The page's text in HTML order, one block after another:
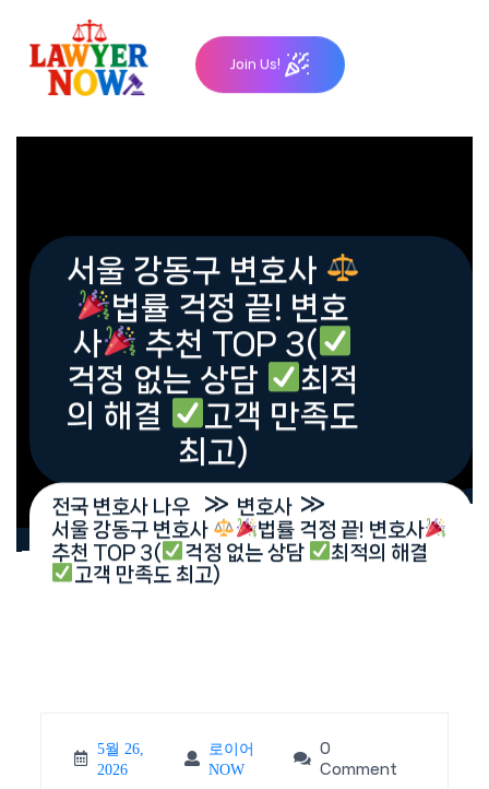
content
Join Us!
서울 강동구 변호사
법률 걱정 끝! 변호
사
추천 TOP 3(
걱정 없는 상담
최적
의 해결
고객 만족도
최고)
전국 변호사 나우 » 변호사 »
서울 강동구 변호사
법률 걱정 끝! 변호사
추천 TOP 3(
걱정 없는 상담
최적의 해결
고객 만족도 최고)
5월 26,
2026
5월
26,
로이어
NOW
로이
어
0
Comment